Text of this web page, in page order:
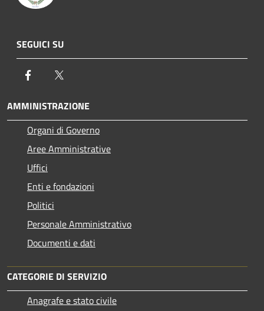
SEGUICI SU
Facebook
AMMINISTRAZIONE
Organi di Governo
Aree Amministrative
Uffici
Enti e fondazioni
Politici
Personale Amministrativo
Documenti e dati
CATEGORIE DI SERVIZIO
Anagrafe e stato civile